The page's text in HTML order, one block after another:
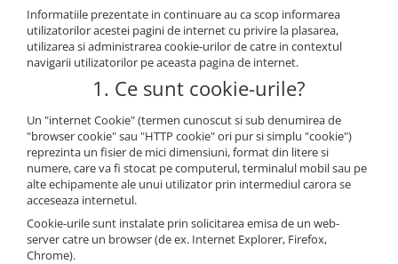
FAINA ZAHAR OREZ SARE
NAPOLITANE
PUFULETI & CHIPSURI
Informatiile prezentate in continuare au ca scop informarea
utilizatorilor acestei pagini de internet cu privire la plasarea,
utilizarea si administrarea cookie-urilor de catre in contextul
navigarii utilizatorilor pe aceasta pagina de internet.
1. Ce sunt cookie-urile?
Un "internet Cookie" (termen cunoscut si sub denumirea de
"browser cookie" sau "HTTP cookie" ori pur si simplu "cookie")
reprezinta un fisier de mici dimensiuni, format din litere si
numere, care va fi stocat pe computerul, terminalul mobil sau pe
alte echipamente ale unui utilizator prin intermediul carora se
acceseaza internetul.
Cookie-urile sunt instalate prin solicitarea emisa de un web-
server catre un browser (de ex. Internet Explorer, Firefox,
Chrome).